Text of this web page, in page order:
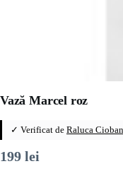
Vază Marcel roz
✓ Verificat de Raluca
199 lei